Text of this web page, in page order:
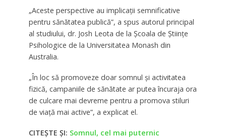
„Aceste perspective au implicații semnificative
pentru sănătatea publică”, a spus autorul principal
al studiului, dr. Josh Leota de la Școala de Științe
Psihologice de la Universitatea Monash din
Australia.
„În loc să promoveze doar somnul și activitatea
fizică, campaniile de sănătate ar putea încuraja ora
de culcare mai devreme pentru a promova stiluri
de viață mai active”, a explicat el.
CITEȘTE ȘI: Somnul, cel mai puternic